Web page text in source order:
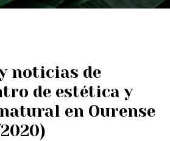
noticias de
de estética y
en Ourense